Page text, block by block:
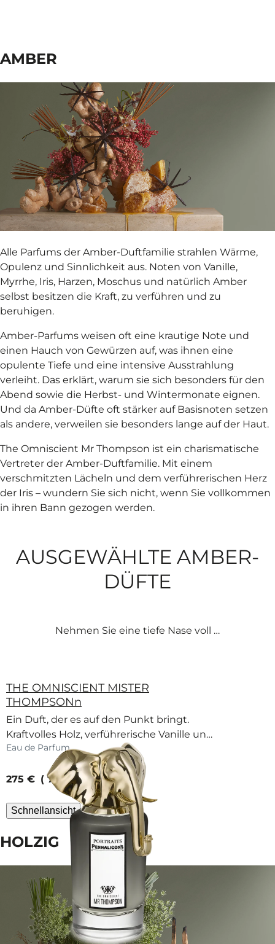
AMBER
Alle Parfums der Amber-Duftfamilie strahlen Wärme,
Opulenz und Sinnlichkeit aus. Noten von Vanille,
Myrrhe, Iris, Harzen, Moschus und natürlich Amber
selbst besitzen die Kraft, zu verführen und zu
beruhigen.
Amber-Parfums weisen oft eine krautige Note und
einen Hauch von Gewürzen auf, was ihnen eine
opulente Tiefe und eine intensive Ausstrahlung
verleiht. Das erklärt, warum sie sich besonders für den
Abend sowie die Herbst- und Wintermonate eignen.
Und da Amber-Düfte oft stärker auf Basisnoten setzen
als andere, verweilen sie besonders lange auf der Haut.
​The Omniscient Mr Thompson ist ein charismatische
Vertreter der Amber-Duftfamilie. Mit einem
verschmitzten Lächeln und dem verführerischen Herz
der Iris – wundern Sie sich nicht, wenn Sie vollkommen
in ihren Bann gezogen werden.
AUSGEWÄHLTE AMBER-
DÜFTE
Nehmen Sie eine tiefe Nase voll …
THE OMNISCIENT MISTER
THOMPSONn
Ein Duft, der es auf den Punkt bringt.
Kraftvolles Holz, verführerische Vanille und
cremige Sesammilch.
Eau de Parfum
current price
275 € 75 ml
Schnellansicht
HOLZIG